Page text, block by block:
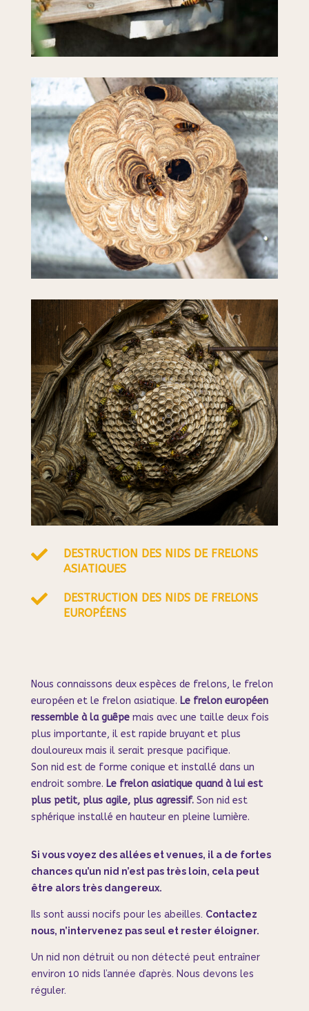

DESTRUCTION DES NIDS DE FRELONS
ASIATIQUES

DESTRUCTION DES NIDS DE FRELONS
EUROPÉENS
Nous connaissons deux espèces de frelons, le frelon
européen et le frelon asiatique. Le frelon européen
ressemble à la guêpemais avec une taille deux fois
plus importante, il est rapide bruyant et plus
douloureux mais il serait presque pacifique.
Son nid est de forme conique et installé dans un
endroit sombre. Le frelon asiatique quand à lui est
plus petit, plus agile, plus agressif. Son nid est
sphérique installé en hauteur en pleine lumière.
Si vous voyez des allées et venues, il a de fortes
chances qu’un nid n’est pas très loin, cela peut
être alors très dangereux.
Ils sont aussi nocifs pour les abeilles. Contactez
nous, n’intervenez pas seul et rester éloigner.
Un nid non détruit ou non détecté peut entraîner
environ 10 nids l’année d’après. Nous devons les
réguler.